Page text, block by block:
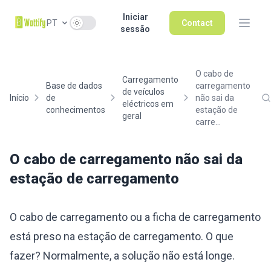
PT Use setting
Iniciar
sessão
Contact
Início
Base de dados
de
conhecimentos
Carregamento
de veículos
eléctricos em
geral
O cabo de
carregamento
não sai da
estação de
carre...
O cabo de carregamento não sai da
estação de carregamento
O cabo de carregamento ou a ficha de carregamento
está preso na estação de carregamento. O que
fazer? Normalmente, a solução não está longe.